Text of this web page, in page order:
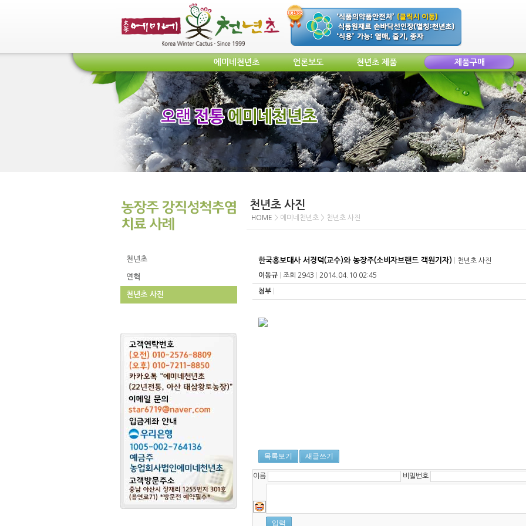
에미네천년초 언론보도 천년초 제품 제품구매
천년초
연혁
천년초 사진
천년초 사진
HOME > 에미네천년초 > 천년초 사진
한국홍보대사 서경덕(교수)와 농장주(소비자브랜드 객원기자) 천년초 사진
이동규 조회 2943 2014.04.10 02:45
첨부
목록보기 새글쓰기
이름 비밀번호
입력